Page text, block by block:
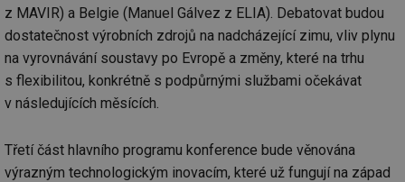
z MAVIR) a Belgie (Manuel Gálvez z ELIA). Debatovat budou
dostatečnost výrobních zdrojů na nadcházející zimu, vliv plynu
na vyrovnávání soustavy po Evropě a změny, které na trhu
s flexibilitou, konkrétně s podpůrnými službami očekávat
v následujících měsících.
Třetí část hlavního programu konference bude věnována
výrazným technologickým inovacím, které už fungují na západ